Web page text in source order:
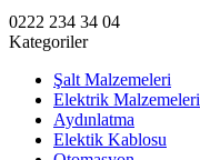
0222 234 34 04
Kategoriler
Şalt Malzemeleri
Elektrik Malzemeleri
Aydınlatma
Elektik Kablosu